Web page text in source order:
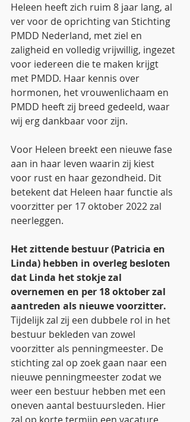
Heleen heeft zich ruim 8 jaar lang, al
ver voor de oprichting van Stichting
PMDD Nederland, met ziel en
zaligheid en volledig vrijwillig, ingezet
voor iedereen die te maken krijgt
met PMDD. Haar kennis over
hormonen, het vrouwenlichaam en
PMDD heeft zij breed gedeeld, waar
wij erg dankbaar voor zijn.
Voor Heleen breekt een nieuwe fase
aan in haar leven waarin zij kiest
voor rust en haar gezondheid. Dit
betekent dat Heleen haar functie als
voorzitter per 17 oktober 2022 zal
neerleggen.
Het zittende bestuur (Patricia en
Linda) hebben in overleg besloten
dat Linda het stokje zal
overnemen en per 18 oktober zal
aantreden als nieuwe voorzitter.
Tijdelijk zal zij een dubbele rol in het
bestuur bekleden van zowel
voorzitter als penningmeester. De
stichting zal op zoek gaan naar een
nieuwe penningmeester zodat we
weer een bestuur hebben met een
oneven aantal bestuursleden. Hier